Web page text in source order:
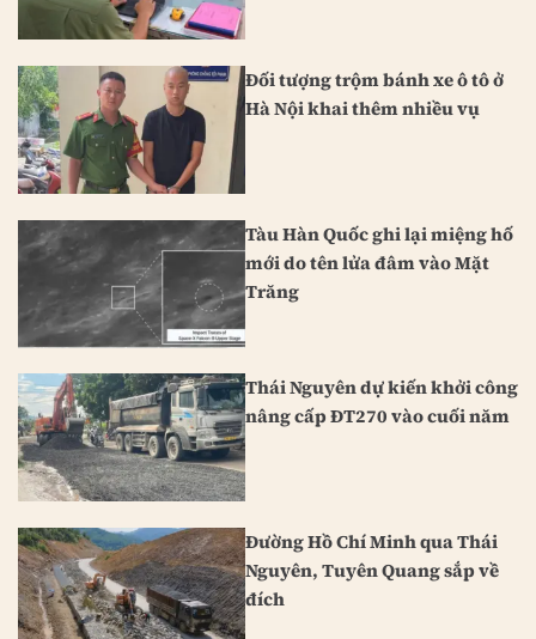
Đối tượng trộm bánh xe ô tô ở
Hà Nội khai thêm nhiều vụ
Tàu Hàn Quốc ghi lại miệng hố
mới do tên lửa đâm vào Mặt
Trăng
Thái Nguyên dự kiến khởi công
nâng cấp ĐT270 vào cuối năm
Đường Hồ Chí Minh qua Thái
Nguyên, Tuyên Quang sắp về
đích